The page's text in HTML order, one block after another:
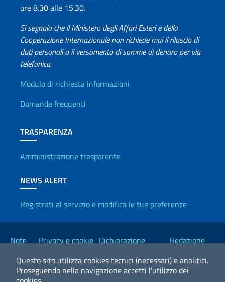
Questo sito utilizza cookies tecnici (necessari) e analitici.
Proseguendo nella navigazione accetti l'utilizzo dei
ore 8.30 alle 15.30.
Si segnala che il Ministero degli Affari Esteri e della
Cooperazione Internazionale non richiede mai il rilascio di
dati personali o il versamento di somme di denaro per via
telefonica.
Info utili
Modulo di richiesta informazioni
Domande frequenti
TRASPARENZA
Amministrazione trasparente
NEWS ALERT
Registrati al servizio e modifica le tue preferenze
Link Utili
Note
Privacy e cookie Dichiarazione
Redazione